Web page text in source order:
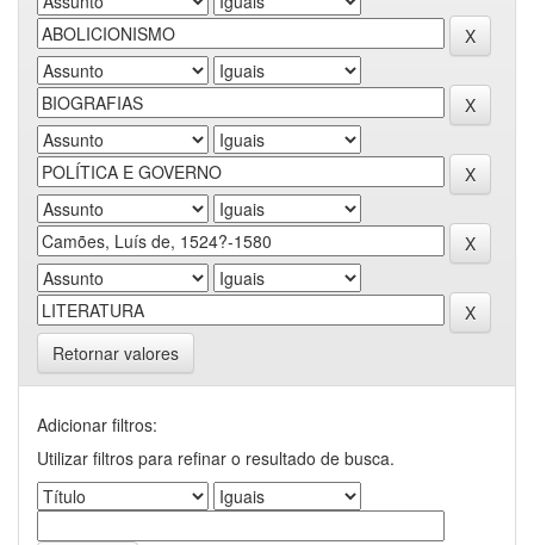
Retornar valores
Adicionar filtros:
Utilizar filtros para refinar o resultado de busca.